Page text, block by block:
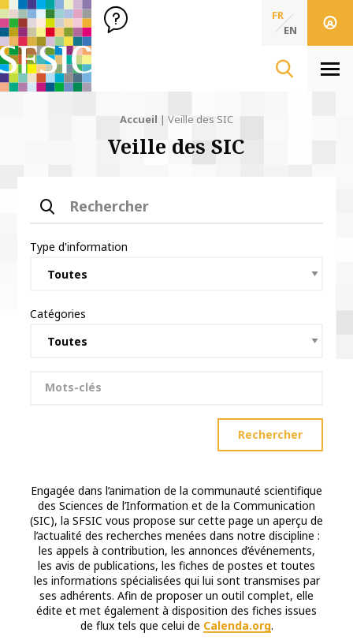
SFSIC Société Française des Sciences de l'Information & de
Société Française des Sciences
de l'Information
FR
EN
Accueil | Veille des SIC
Veille des SIC
Rechercher
Type d'information
Catégories
Mots-clés
Rechercher
Engagée dans l’animation de la communauté scientifique
des Sciences de l’Information et de la Communication
(SIC), la SFSIC vous propose sur cette page un aperçu de
l’actualité des recherches menées dans notre discipline :
les appels à contribution, les annonces d’événements,
les avis de publications, les fiches de postes et toutes
les informations spécialisées qui lui sont transmises par
ses adhérents. Afin de proposer un outil complet, elle
édite et met également à disposition des fiches issues
de flux tels que celui de Calenda.org.